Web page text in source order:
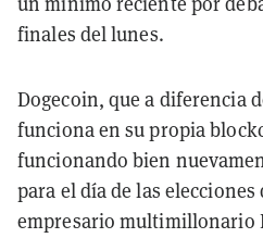
finales del lunes.
Dogecoin, que a diferencia
funciona en su propia
funcionando bien
para el día de las elecciones
empresario multimillonario